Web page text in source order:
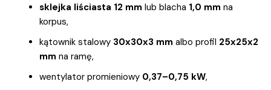
sklejka liściasta 12 mm lub blacha 1,0 mm na
korpus,
kątownik stalowy 30x30x3 mm albo profil 25x25x2
mm na ramę,
wentylator promieniowy 0,37–0,75 kW,